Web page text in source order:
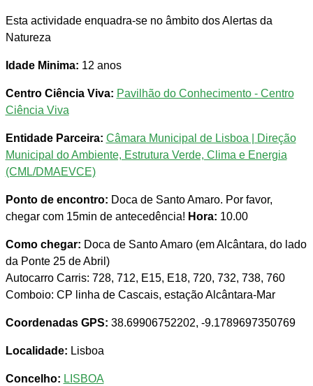
Esta actividade enquadra-se no âmbito dos Alertas da
Natureza
Idade Minima: 12 anos
Centro Ciência Viva: Pavilhão do Conhecimento - Centro
Ciência Viva
Entidade Parceira: Câmara Municipal de Lisboa | Direção
Municipal do Ambiente, Estrutura Verde, Clima e Energia
(CML/DMAEVCE)
Ponto de encontro: Doca de Santo Amaro. Por favor,
chegar com 15min de antecedência! Hora: 10.00
Como chegar: Doca de Santo Amaro (em Alcântara, do lado
da Ponte 25 de Abril)
Autocarro Carris: 728, 712, E15, E18, 720, 732, 738, 760
Comboio: CP linha de Cascais, estação Alcântara-Mar
Coordenadas GPS: 38.69906752202, -9.1789697350769
Localidade: Lisboa
Concelho: LISBOA